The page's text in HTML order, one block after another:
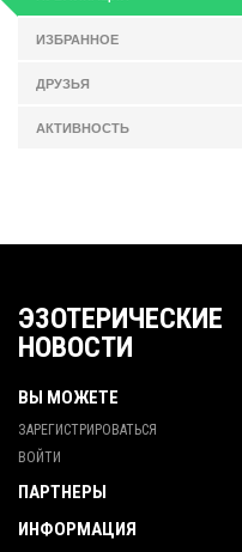
ИЗБРАННОЕ
ДРУЗЬЯ
АКТИВНОСТЬ
ЭЗОТЕРИЧЕСКИЕ
НОВОСТИ
ВЫ МОЖЕТЕ
ЗАРЕГИСТРИРОВАТЬСЯ
ВОЙТИ
ПАРТНЕРЫ
ИНФОРМАЦИЯ